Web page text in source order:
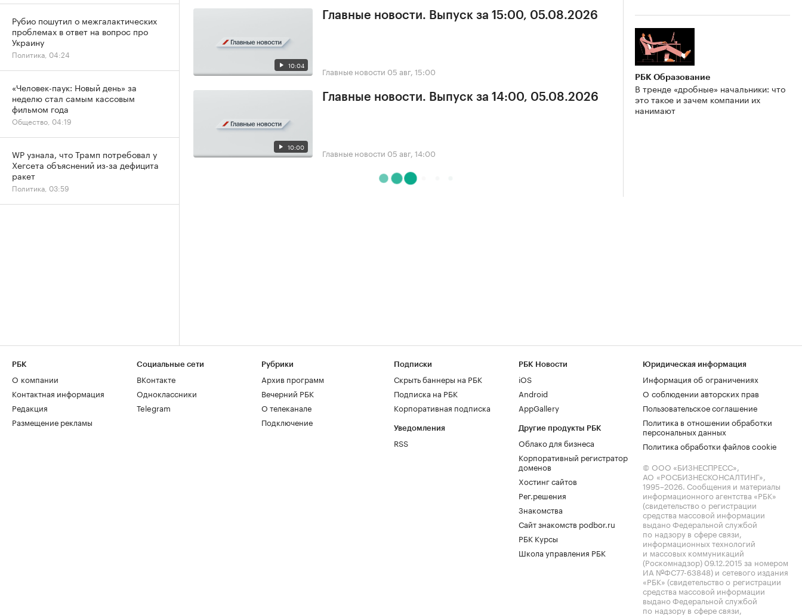
10:04
Главные новости. Выпуск за 15:00, 05.08.2026
Главные новости 05 авг, 15:00
10:00
Главные новости. Выпуск за 14:00, 05.08.2026
Главные новости 05 авг, 14:00
РБК Образование
В тренде «дробные» начальники: что
это такое и зачем компании их
нанимают
Рубио пошутил о межгалактических
проблемах в ответ на вопрос про
Украину
Политика, 04:24
«Человек-паук: Новый день» за
неделю стал самым кассовым
фильмом года
Общество, 04:19
WP узнала, что Трамп потребовал у
Хегсета объяснений из-за дефицита
ракет
Политика, 03:59
РБК
О компании
Контактная информация
Редакция
Размещение рекламы
Социальные сети
ВКонтакте
Одноклассники
Telegram
Рубрики
Архив программ
Вечерний РБК
О телеканале
Подключение
Подписки
Скрыть баннеры на РБК
Подписка на РБК
Корпоративная подписка
Уведомления
RSS
РБК Новости
iOS
Android
AppGallery
Другие продукты РБК
Облако для бизнеса
Корпоративный регистратор
доменов
Хостинг сайтов
Рег.решения
Знакомства
Сайт знакомств podbor.ru
РБК Курсы
Школа управления РБК
Юридическая информация
Информация об ограничениях
О соблюдении авторских прав
Пользовательское соглашение
Политика в отношении обработки
персональных данных
Политика обработки файлов cookie
© ООО «БИЗНЕСПРЕСС»,
АО «РОСБИЗНЕСКОНСАЛТИНГ»,
1995–2026. Сообщения и материалы
информационного агентства «РБК»
(свидетельство о регистрации
средства массовой информации
выдано Федеральной службой
по надзору в сфере связи,
информационных технологий
и массовых коммуникаций
(Роскомнадзор) 09.12.2015 за номером
ИА №ФС77-63848) и сетевого издания
«РБК» (свидетельство о регистрации
средства массовой информации
выдано Федеральной службой
по надзору в сфере связи,